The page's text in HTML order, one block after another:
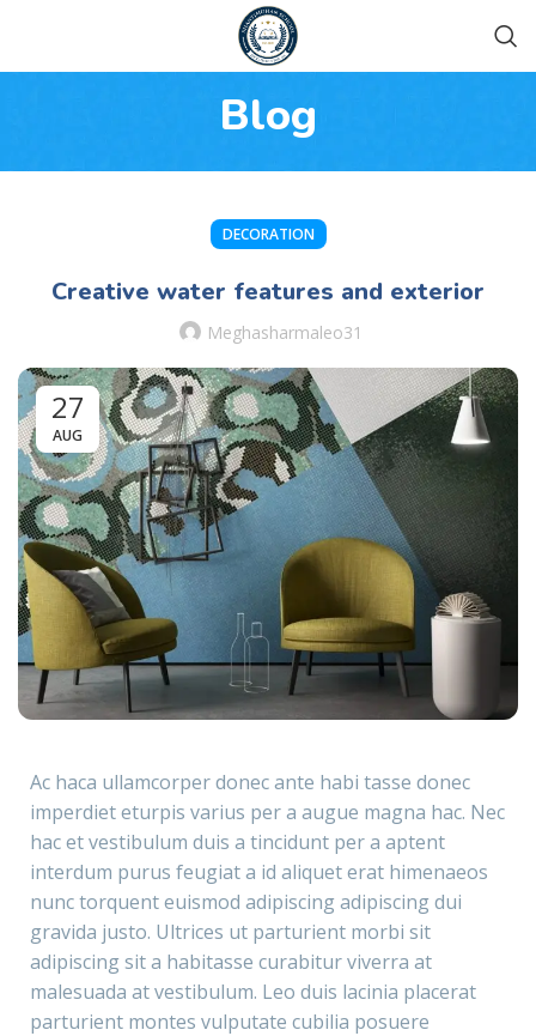
Blog
DECORATION
Creative water features and exterior
Meghasharmaleo31
27
AUG
Ac haca ullamcorper donec ante habi tasse donec
imperdiet eturpis varius per a augue magna hac. Nec
hac et vestibulum duis a tincidunt per a aptent
interdum purus feugiat a id aliquet erat himenaeos
nunc torquent euismod adipiscing adipiscing dui
gravida justo. Ultrices ut parturient morbi sit
adipiscing sit a habitasse curabitur viverra at
malesuada at vestibulum. Leo duis lacinia placerat
parturient montes vulputate cubilia posuere
Admissions for session 2026-27 are